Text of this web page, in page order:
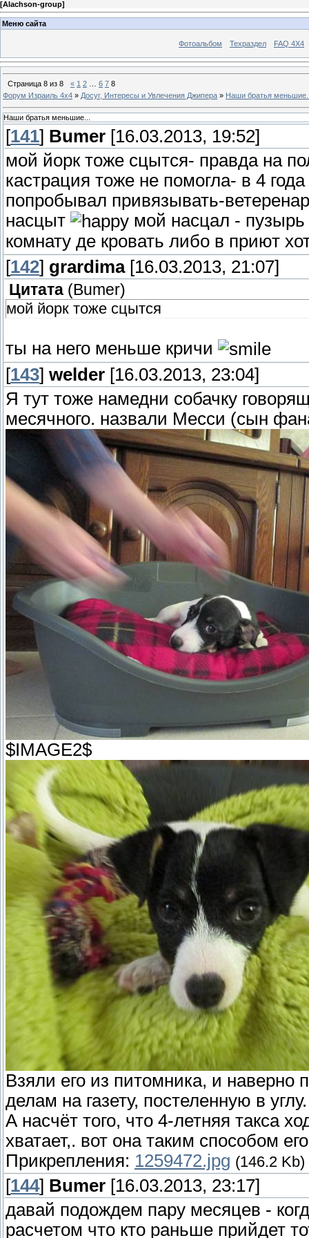
[Alachson-group]
Меню сайта
Фотоальбом Техраздел FAQ 4X4
Страница 8 из 8 « 1 2 6 7 8
Форум Израиль 4х4 » Досуг, Интересы и Увлечения Джипера » Наши братья
Наши братья меньшие...
[141] Bumer [16.03.2013, 19:52]
мой йорк тоже сцытся- правда на
кастрация тоже не помогла- в 4
попробывал привязывать-
насцыт
мой насцал - пузырь
комнату де кровать либо в приют
[142] grardima[16.03.2013, 21:07]
Цитата (Bumer)
мой йорк тоже сцытся
ты на него меньше кричи
[143] welder [16.03.2013, 23:04]
Я тут тоже намедни собачку
месячного. назвали Месси (сын
$IMAGE2$
Взяли его из питомника, и наверно
делам на газету, постеленную в углу.
А насчёт того, что 4-летняя такса
хватает,. вот она таким способом
Прикрепления: 1259472.jpg (146.2 Kb)
[144] Bumer [16.03.2013, 23:17]
давай подождем пару месяцев -
расчетом что кто раньше прийдет